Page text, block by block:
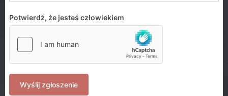
Potwierdź, że jesteś człowiekiem
Wyślij zgłoszenie